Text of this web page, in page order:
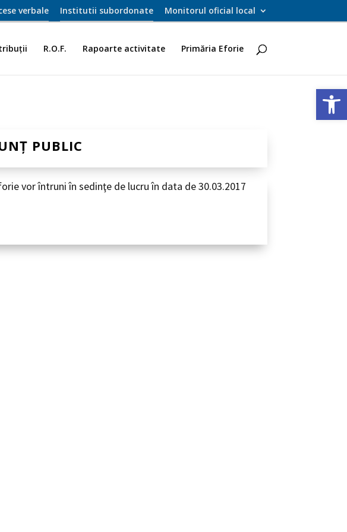
Deschide
verbale Institutii subordonate Monitorul oficial local
R.O.F. Rapoarte activitate Primăria Eforie
PUBLIC
vor întruni în sedinţe de lucru în data de 30.03.2017